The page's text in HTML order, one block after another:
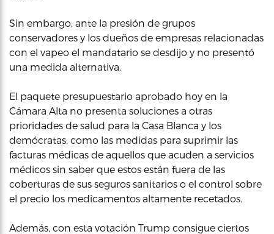
Sin embargo, ante la presión de grupos
conservadores y los dueños de empresas relacionadas
con el vapeo el mandatario se desdijo y no presentó
una medida alternativa.
El paquete presupuestario aprobado hoy en la
Cámara Alta no presenta soluciones a otras
prioridades de salud para la Casa Blanca y los
demócratas, como las medidas para suprimir las
facturas médicas de aquellos que acuden a servicios
médicos sin saber que estos están fuera de las
coberturas de sus seguros sanitarios o el control sobre
el precio los medicamentos altamente recetados.
Además, con esta votación Trump consigue ciertos